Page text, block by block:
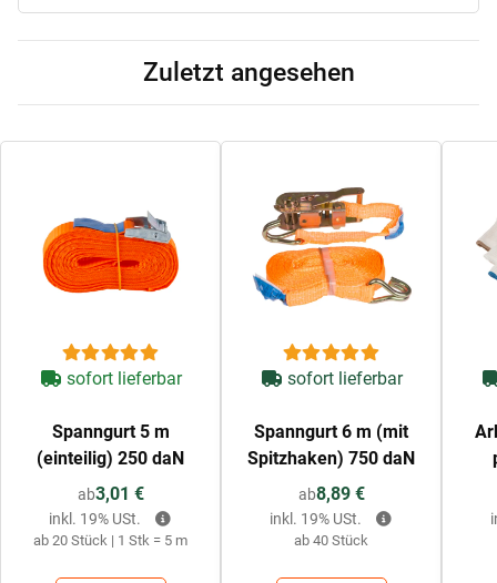
Zuletzt angesehen
sofort lieferbar
Spanngurt 5 m
(einteilig) 250 daN
ab3,01 €
ab 20 Stück | 1 Stk = 5 m
inkl. 19% USt.
sofort lieferbar
Spanngurt 6 m (mit
Spitzhaken) 750 daN
ab8,89 €
ab 40 Stück
inkl. 19% USt.